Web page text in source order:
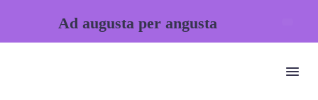
Ad augusta per angusta